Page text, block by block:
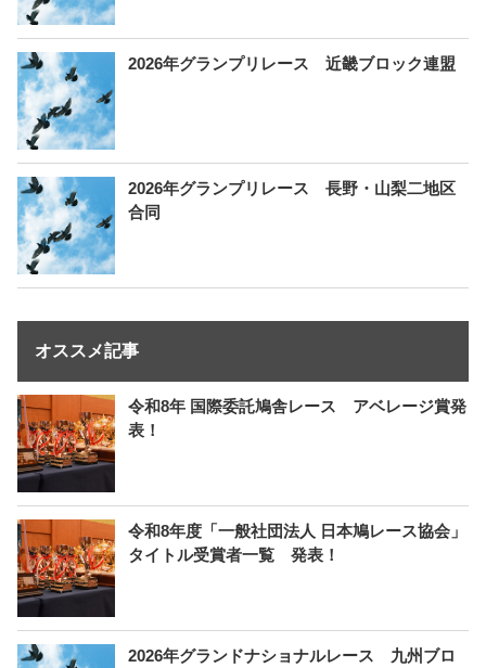
2026年グランプリレース 近畿ブロック連盟
2026年グランプリレース 長野・山梨二地区
合同
オススメ記事
令和8年 国際委託鳩舎レース アベレージ賞発
表！
令和8年度「一般社団法人 日本鳩レース協会」
タイトル受賞者一覧 発表！
2026年グランドナショナルレース 九州ブロ